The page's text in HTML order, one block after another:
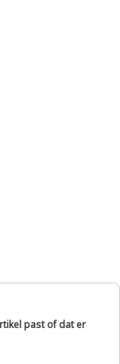
past of dat er